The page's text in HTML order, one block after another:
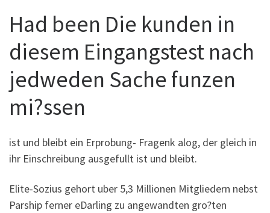
Had been Die kunden in
diesem Eingangstest nach
jedweden Sache funzen
mi?ssen
ist und bleibt ein Erprobung- Fragenk alog, der gleich in
ihr Einschreibung ausgefullt ist und bleibt.
Elite-Sozius gehort uber 5,3 Millionen Mitgliedern nebst
Parship ferner eDarling zu angewandten gro?ten